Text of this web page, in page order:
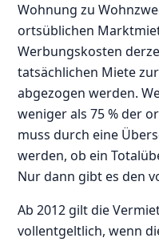
Wohnung zu
ortsüblichen
Werbungskosten
tatsächlichen Miete
abgezogen werden.
weniger als 75 % der
muss durch eine
werden, ob ein
Nur dann gibt es den
Ab 2012 gilt die
vollentgeltlich, wenn